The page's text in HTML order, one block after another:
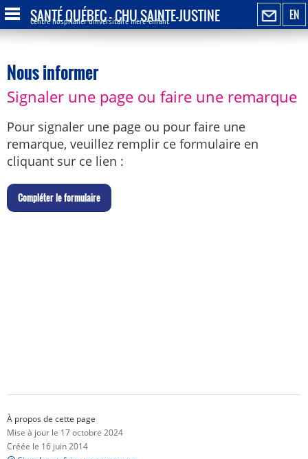
EN
SANTÉ QUÉBEC - CHU SAINTE-JUSTINE
Centre hospitalier universitaire mère-enfant
Nous informer
Signaler une page ou faire une remarque
Pour signaler une page ou pour faire une
remarque, veuillez remplir ce formulaire en
cliquant sur ce lien :
Compléter le formulaire
À propos de cette page
Mise à jour le 17 octobre 2024
Créée le 16 juin 2014